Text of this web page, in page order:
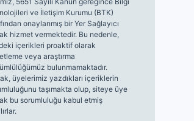
ve İletişim Kurumu (BTK)
onaylanmış bir Yer Sağlayıcı
hizmet vermektedir. Bu nedenle,
içerikleri proaktif olarak
veya araştırma
bulunmamaktadır.
üyelerimiz yazdıkları içeriklerin
taşımakta olup, siteye üye
bu sorumluluğu kabul etmiş